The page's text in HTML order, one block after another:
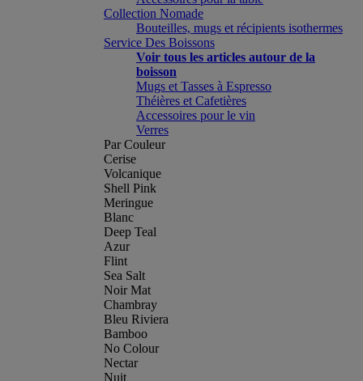
Collection Nomade
Bouteilles, mugs et récipients isothermes
Service Des Boissons
Voir tous les articles autour de la
boisson
Mugs et Tasses à Espresso
Théières et Cafetières
Accessoires pour le vin
Verres
Par Couleur
Cerise
Volcanique
Shell Pink
Meringue
Blanc
Deep Teal
Azur
Flint
Sea Salt
Noir Mat
Chambray
Bleu Riviera
Bamboo
No Colour
Nectar
Nuit